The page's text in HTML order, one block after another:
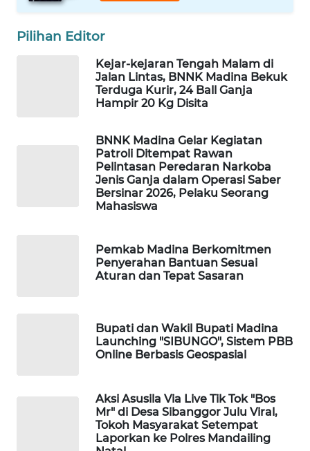
Pilihan Editor
Kejar-kejaran Tengah Malam di
Jalan Lintas, BNNK Madina Bekuk
Terduga Kurir, 24 Ball Ganja
Hampir 20 Kg Disita
BNNK Madina Gelar Kegiatan
Patroli Ditempat Rawan
Pelintasan Peredaran Narkoba
Jenis Ganja dalam Operasi Saber
Bersinar 2026, Pelaku Seorang
Mahasiswa
Pemkab Madina Berkomitmen
Penyerahan Bantuan Sesuai
Aturan dan Tepat Sasaran
Bupati dan Wakil Bupati Madina
Launching "SIBUNGO", Sistem PBB
Online Berbasis Geospasial
Aksi Asusila Via Live Tik Tok "Bos
Mr" di Desa Sibanggor Julu Viral,
Tokoh Masyarakat Setempat
Laporkan ke Polres Mandailing
PERSONA